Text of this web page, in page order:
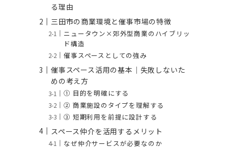
る理由
三田市の商業環境と催事市場の特徴
ニュータウン×郊外型商業のハイブリッ
ド構造
催事スペースとしての強み
催事スペース活用の基本｜失敗しないた
めの考え方
① 目的を明確にする
② 商業施設のタイプを理解する
③ 短期利用を前提に設計する
スペース仲介を活用するメリット
なぜ仲介サービスが必要なのか